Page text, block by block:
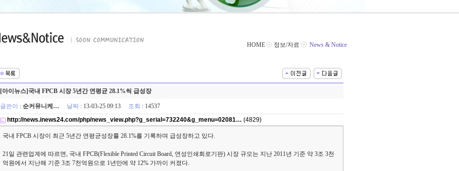
HOME 정보/자료 News & Notice
[아이뉴스]국내 FPCB 시장 5년간 연평균 28.1%씩 급성장
글쓴이 : 순커뮤니케… 날짜 : 13-03-25 09:13 조회 : 14537
http://news.inews24.com/php/news_view.php?g_serial=732240&g_menu=02081… (4829)
국내 FPCB 시장이 최근 5년간 연평균성장률 28.1%를 기록하며 급성장하고 있다.
21일 관련업계에 따르면, 국내 FPCB(Flexible Printed Circuit Board, 연성인쇄회로기판) 시장 규모는 지난 2011년 기준 약 3조 3천
억원에서 지난해 기준 3조 7천억원으로 1년만에 약 12% 가까이 커졌다.